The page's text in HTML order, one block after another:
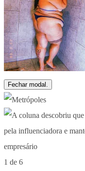
Fechar modal.
1 de 6